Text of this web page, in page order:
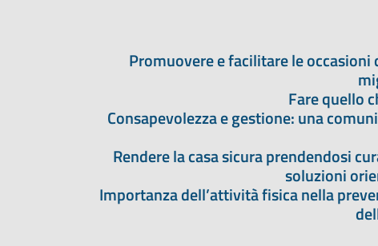
Promuovere e facilitare le
Fare quello
Consapevolezza e gestione: una
Rendere la casa sicura prendendosi
soluzioni
Importanza dell’attività fisica nella